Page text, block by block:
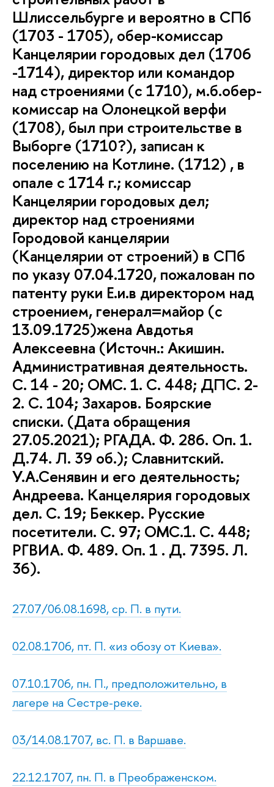
Шлиссельбурге и вероятно в СПб
(1703 - 1705), обер-комиссар
Канцелярии городовых дел (1706
-1714), директор или командор
над строениями (с 1710), м.б.обер-
комиссар на Олонецкой верфи
(1708), был при строительстве в
Выборге (1710?), записан к
поселению на Котлине. (1712) , в
опале с 1714 г.; комиссар
Канцелярии городовых дел;
директор над строениями
Городовой канцелярии
(Канцелярии от строений) в СПб
по указу 07.04.1720, пожалован по
патенту руки Е.и.в директором над
строением, генерал=майор (с
13.09.1725)жена Авдотья
Алексеевна (Источн.: Акишин.
Административная деятельность.
С. 14 - 20; ОМС. 1. С. 448; ДПС. 2-
2. С. 104; Захаров. Боярские
списки. (Дата обращения
27.05.2021); РГАДА. Ф. 286. Оп. 1.
Д.74. Л. 39 об.); Славнитский.
У.А.Сенявин и его деятельность;
Андреева. Канцелярия городовых
дел. С. 19; Беккер. Русские
посетители. С. 97; ОМС.1. С. 448;
РГВИА. Ф. 489. Оп. 1 . Д. 7395. Л.
36).
27.07/06.08.1698, ср. П. в пути.
02.08.1706, пт. П. «из обозу от Киева».
07.10.1706, пн. П., предположительно, в
лагере на Сестре-реке.
03/14.08.1707, вс. П. в Варшаве.
22.12.1707, пн. П. в Преображенском.